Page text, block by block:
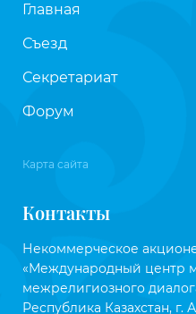
Главная
Съезд
Секретариат
Форум
Карта сайта
Контакты
Некоммерческое
«Международный центр
межрелигиозного
Республика Казахстан, г.